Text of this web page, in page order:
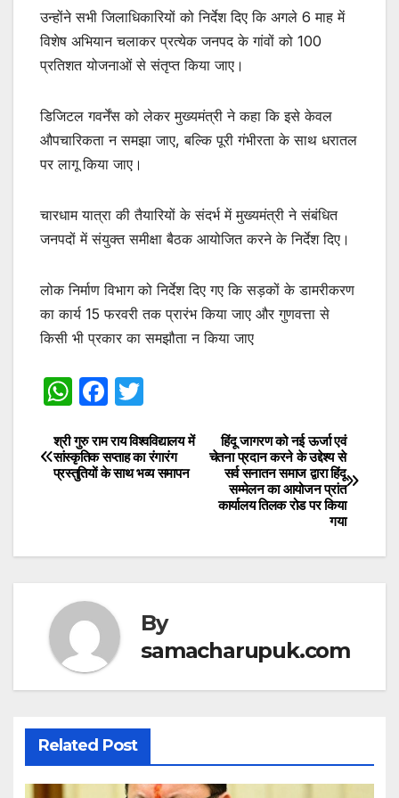
उन्होंने सभी जिलाधिकारियों को निर्देश दिए कि अगले 6 माह में
विशेष अभियान चलाकर प्रत्येक जनपद के गांवों को 100
प्रतिशत योजनाओं से संतृप्त किया जाए।
डिजिटल गवर्नेंस को लेकर मुख्यमंत्री ने कहा कि इसे केवल
औपचारिकता न समझा जाए, बल्कि पूरी गंभीरता के साथ धरातल
पर लागू किया जाए।
चारधाम यात्रा की तैयारियों के संदर्भ में मुख्यमंत्री ने संबंधित
जनपदों में संयुक्त समीक्षा बैठक आयोजित करने के निर्देश दिए।
लोक निर्माण विभाग को निर्देश दिए गए कि सड़कों के डामरीकरण
का कार्य 15 फरवरी तक प्रारंभ किया जाए और गुणवत्ता से
किसी भी प्रकार का समझौता न किया जाए
W
at
s
p
F
c
e
o
itt
er
Post
navigation
हिंदू जागरण को नई ऊर्जा एवं
चेतना प्रदान करने के उद्देश्य से
सर्व सनातन समाज द्वारा हिंदू
सम्मेलन का आयोजन प्रांत
कार्यालय तिलक रोड पर किया
गया
श्री गुरु राम राय विश्वविद्यालय में
सांस्कृतिक सप्ताह का रंगारंग
प्रस्तुतियों के साथ भव्य समापन
By
samacharupuk.com
Related Post